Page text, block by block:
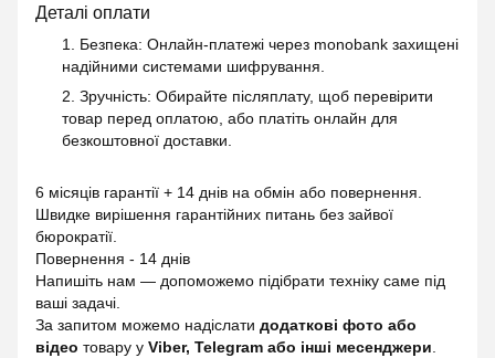
Деталі оплати
1. Безпека: Онлайн-платежі через monobank захищені
надійними системами шифрування.
2. Зручність: Обирайте післяплату, щоб перевірити
товар перед оплатою, або платіть онлайн для
безкоштовної доставки.
6 місяців гарантії + 14 днів на обмін або повернення.
Швидке вирішення гарантійних питань без зайвої
бюрократії.
Повернення - 14 днів
Напишіть нам — допоможемо підібрати техніку саме під
ваші задачі.
За запитом можемо надіслати додаткові фото або
відео товару у Viber, Telegram або інші месенджери